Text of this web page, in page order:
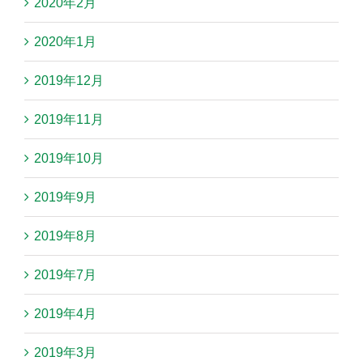
2020年2月
2020年1月
2019年12月
2019年11月
2019年10月
2019年9月
2019年8月
2019年7月
2019年4月
2019年3月